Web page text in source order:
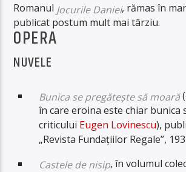
Romanul Jocurile Daniei, rămas în
publicat postum mult mai târziu.
OPERA
NUVELE
Bunica se pregătește să moară
în care eroina este chiar bunica
criticului Eugen Lovinescu),
„Revista Fundațiilor Regale”,
Castele de nisip, în volumul